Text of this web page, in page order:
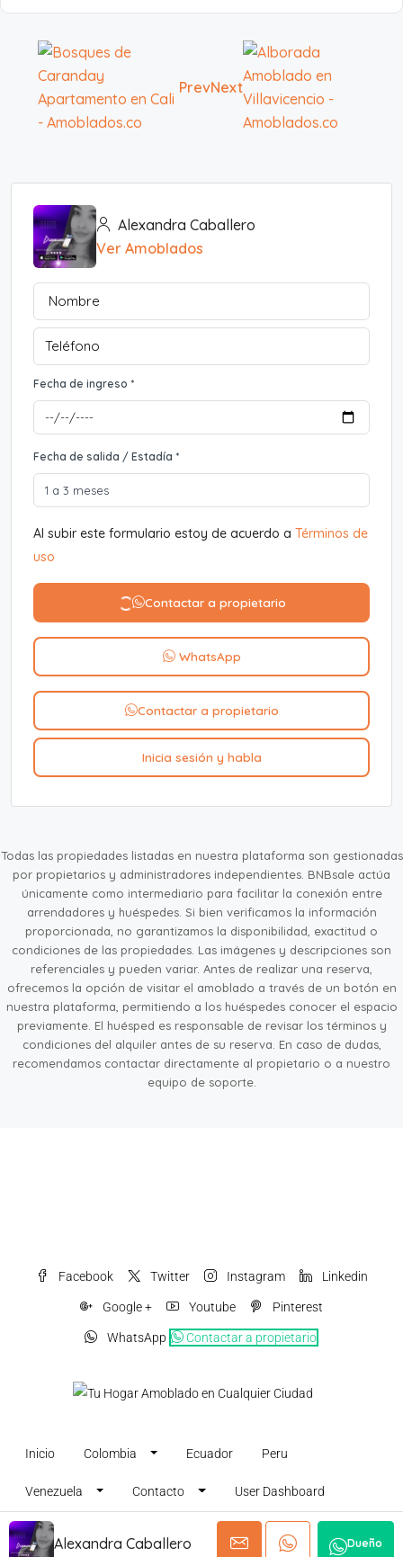
PrevNext
Alexandra Caballero
Ver Amoblados
Fecha de ingreso *
Fecha de salida / Estadía *
Al subir este formulario estoy de acuerdo a Términos de
uso
Contactar a propietario
WhatsApp
Contactar a propietario
Inicia sesión y habla
Todas las propiedades listadas en nuestra plataforma son gestionadas
por propietarios y administradores independientes. BNBsale actúa
únicamente como intermediario para facilitar la conexión entre
arrendadores y huéspedes. Si bien verificamos la información
proporcionada, no garantizamos la disponibilidad, exactitud o
condiciones de las propiedades. Las imágenes y descripciones son
referenciales y pueden variar. Antes de realizar una reserva,
ofrecemos la opción de visitar el amoblado a través de un botón en
nuestra plataforma, permitiendo a los huéspedes conocer el espacio
previamente. El huésped es responsable de revisar los términos y
condiciones del alquiler antes de su reserva. En caso de dudas,
recomendamos contactar directamente al propietario o a nuestro
equipo de soporte.
Alexandra Caballero Dueño
Facebook Twitter Instagram Linkedin
Google + Youtube Pinterest
WhatsApp Contactar a propietario
Inicio Colombia Ecuador Peru
Venezuela Contacto User Dashboard
Publica tu Inmueble Amoblado Gratis